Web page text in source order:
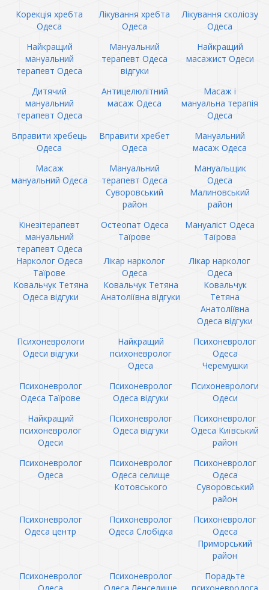
Корекція хребта
Одеса
Лікування хребта
Одеса
Лікування сколіозу
Одеса
Найкращий
мануальний
терапевт Одеса
Мануальний
терапевт Одеса
відгуки
Найкращий
масажист Одеси
Дитячий
мануальний
терапевт Одеса
Антицелюлітний
масаж Одеса
Масаж і
мануальна терапія
Одеса
Вправити хребець
Одеса
Вправити хребет
Одеса
Мануальний
масаж Одеса
Масаж
мануальний Одеса
Мануальний
терапевт Одеса
Суворовський
район
Мануальщик
Одеса
Малиновський
район
Кінезітерапевт
мануальний
терапевт Одеса
Остеопат Одеса
Таїрове
Мануаліст Одеса
Таїрова
Нарколог Одеса
Таїрове
Лікар нарколог
Одеса
Лікар нарколог
Одеса
Ковальчук Тетяна
Одеса відгуки
Ковальчук Тетяна
Анатоліївна відгуки
Ковальчук
Тетяна
Анатоліївна
Одеса відгуки
Психоневрологи
Одеси відгуки
Найкращий
психоневролог
Одеса
Психоневролог
Одеса
Черемушки
Психоневролог
Одеса Таїрове
Психоневролог
Одеса відгуки
Психоневрологи
Одеси
Найкращий
психоневролог
Одеси
Психоневролог
Одеса відгуки
Психоневролог
Одеса Київський
район
Психоневролог
Одеса
Психоневролог
Одеса селище
Котовського
Психоневролог
Одеса
Суворовський
район
Психоневролог
Одеса центр
Психоневролог
Одеса Слобідка
Психоневролог
Одеса
Приморський
район
Психоневролог
Психоневролог
Порадьте